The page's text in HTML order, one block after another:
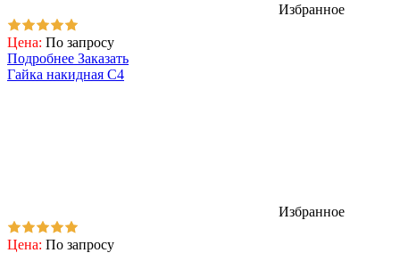
Избранное
Цена: По запросу
Подробнее Заказать
Гайка накидная C4
Избранное
Цена: По запросу